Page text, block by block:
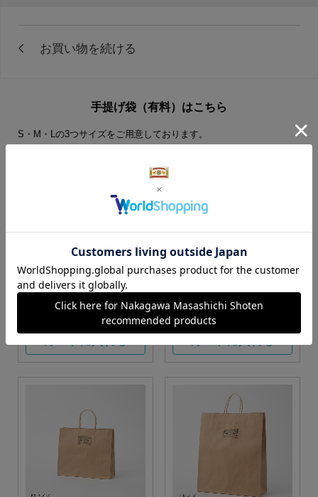
手提げ袋（有料）はこちら
S・M・Lの3つサイズをご用意しております。
S・M・Lサイズより当店に
Sサイズ